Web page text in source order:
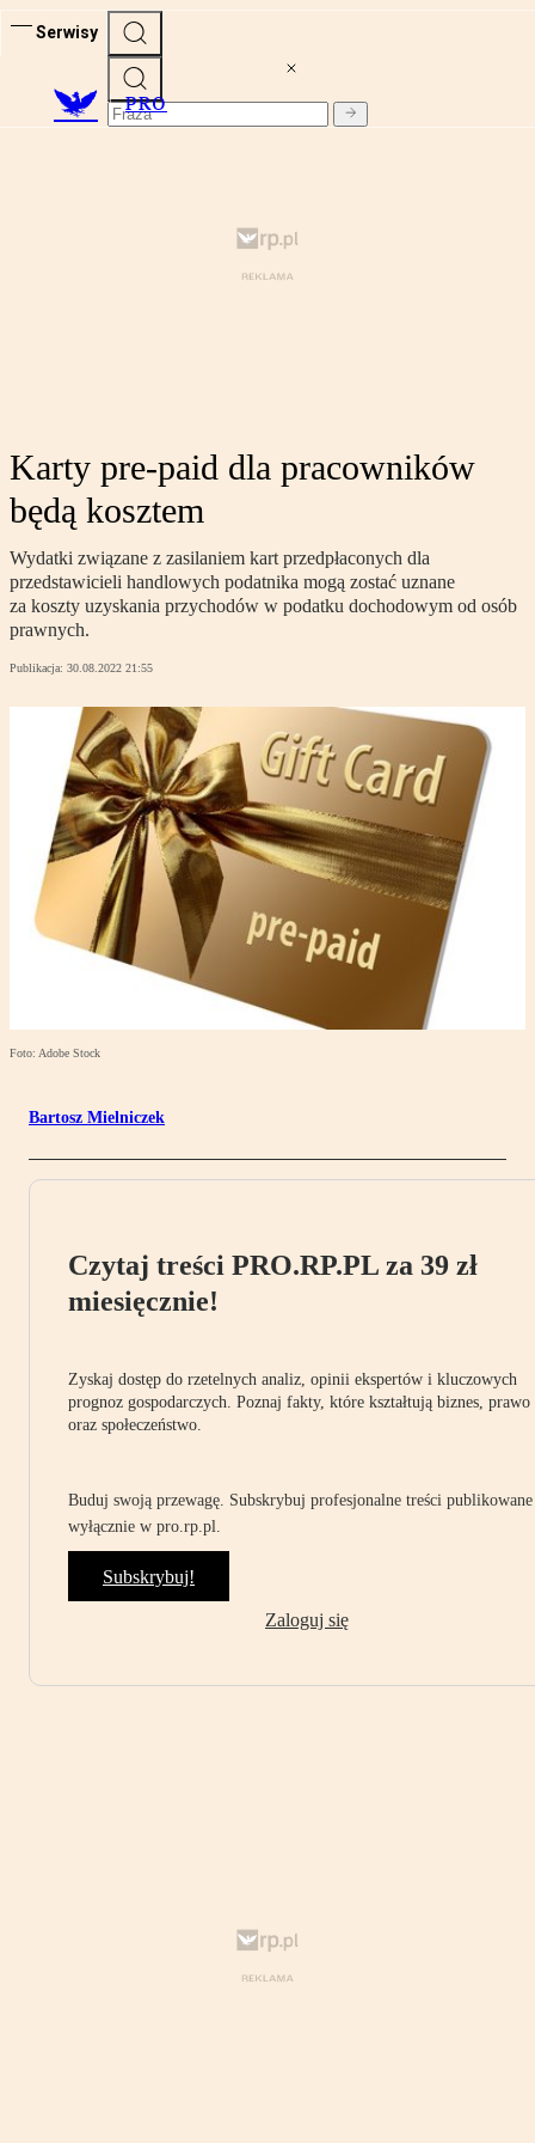
Serwisy
PRO
Karty pre-paid dla pracowników
będą kosztem
Wydatki związane z zasilaniem kart przedpłaconych dla
przedstawicieli handlowych podatnika mogą zostać uznane
za koszty uzyskania przychodów w podatku dochodowym od osób
prawnych.
Publikacja: 30.08.2022 21:55
Foto: Adobe Stock
Bartosz Mielniczek
Czytaj treści PRO.RP.PL za 39 zł
miesięcznie!
Zyskaj dostęp do rzetelnych analiz, opinii ekspertów i kluczowych
prognoz gospodarczych. Poznaj fakty, które kształtują biznes, prawo
oraz społeczeństwo.
Buduj swoją przewagę. Subskrybuj profesjonalne treści publikowane
wyłącznie w pro.rp.pl.
Subskrybuj!
Zaloguj się